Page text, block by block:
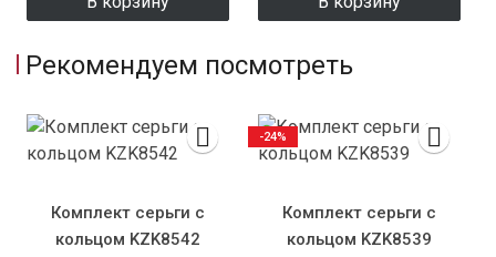
Рекомендуем посмотреть
Комплект серьги с
кольцом KZK8542
Комплект серьги с
кольцом KZK8539
-24%